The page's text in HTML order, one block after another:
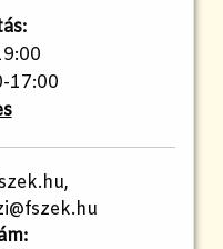
17:00